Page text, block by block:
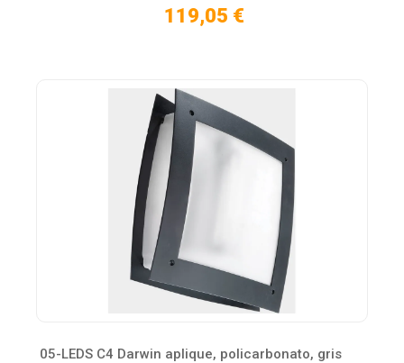
119,05 €
05-LEDS C4 Darwin aplique, policarbonato, gris